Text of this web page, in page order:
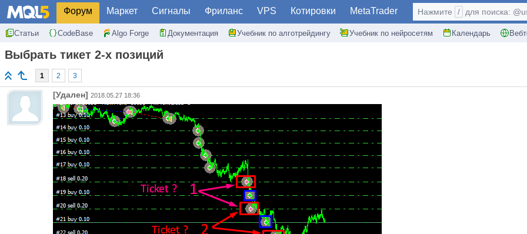
Форум Маркет Сигналы Фриланс VPS Котировки MetaTrader
Статьи CodeBase Algo Forge Документация Учебник по алготрейдингу Учебник по нейросетям Календарь
Нажмите / для поиска:
Выбрать тикет 2-х позиций
1 2 3
[Удален] 2018.05.27 18:36